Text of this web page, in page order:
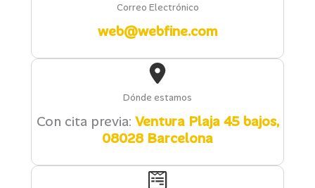
Correo Electrónico
web@webfine.com
Dónde estamos
Con cita previa: Ventura Plaja 45 bajos,
08028 Barcelona